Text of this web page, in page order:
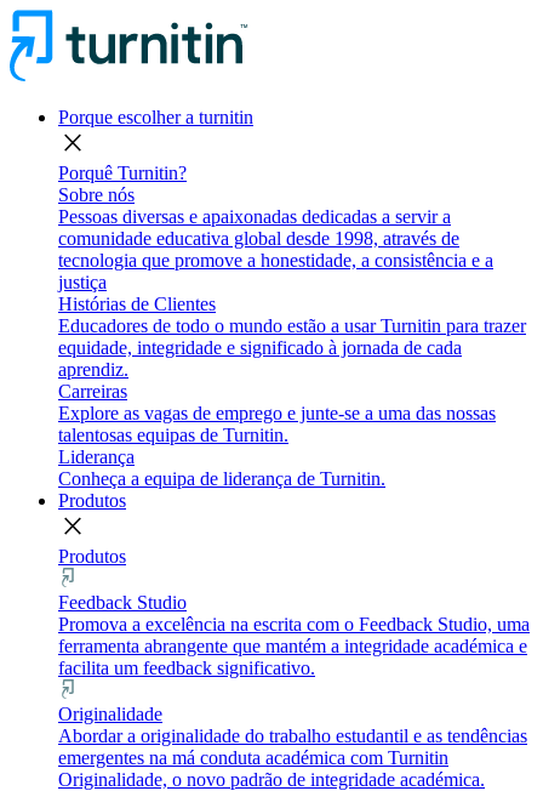
Porque escolher a turnitin
close
Porquê Turnitin?
Sobre nós
Pessoas diversas e apaixonadas dedicadas a servir a
comunidade educativa global desde 1998, através de
tecnologia que promove a honestidade, a consistência e a
justiça
Histórias de Clientes
Educadores de todo o mundo estão a usar Turnitin para trazer
equidade, integridade e significado à jornada de cada
aprendiz.
Carreiras
Explore as vagas de emprego e junte-se a uma das nossas
talentosas equipas de Turnitin.
Liderança
Conheça a equipa de liderança de Turnitin.
Produtos
close
Produtos
Feedback Studio
Promova a excelência na escrita com o Feedback Studio, uma
ferramenta abrangente que mantém a integridade académica e
facilita um feedback significativo.
Originalidade
Abordar a originalidade do trabalho estudantil e as tendências
emergentes na má conduta académica com Turnitin
Originalidade, o novo padrão de integridade académica.